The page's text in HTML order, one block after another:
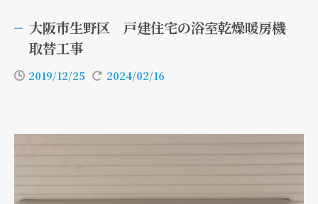
大阪市生野区 戸建住宅の浴室乾燥暖房機
取替工事
2019/12/25 2024/02/16